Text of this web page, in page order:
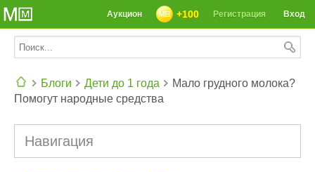
Вход
Регистрация
+100
Аукцион
Блоги Дети до 1 года
Мало грудного молока?
Помогут народные средства
Навигация